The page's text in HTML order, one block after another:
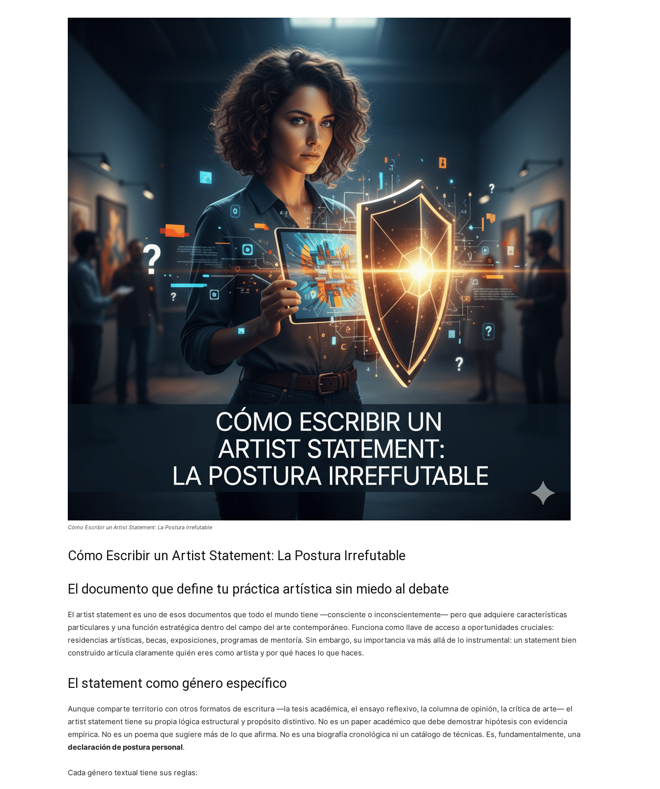
Cómo Escribir un Artist Statement: La Postura Irrefutable
Cómo Escribir un Artist Statement: La Postura Irrefutable
El documento que define tu práctica artística sin miedo al debate
El artist statement es uno de esos documentos que todo el mundo tiene —consciente o inconscientemente— pero que adquiere características
particulares y una función estratégica dentro del campo del arte contemporáneo. Funciona como llave de acceso a oportunidades cruciales:
residencias artísticas, becas, exposiciones, programas de mentoría. Sin embargo, su importancia va más allá de lo instrumental: un statement bien
construido articula claramente quién eres como artista y por qué haces lo que haces.
El statement como género específico
Aunque comparte territorio con otros formatos de escritura —la tesis académica, el ensayo reflexivo, la columna de opinión, la crítica de arte— el
artist statement tiene su propia lógica estructural y propósito distintivo. No es un paper académico que debe demostrar hipótesis con evidencia
empírica. No es un poema que sugiere más de lo que afirma. No es una biografía cronológica ni un catálogo de técnicas. Es, fundamentalmente, una
declaración de postura personal.
Cada género textual tiene sus reglas: